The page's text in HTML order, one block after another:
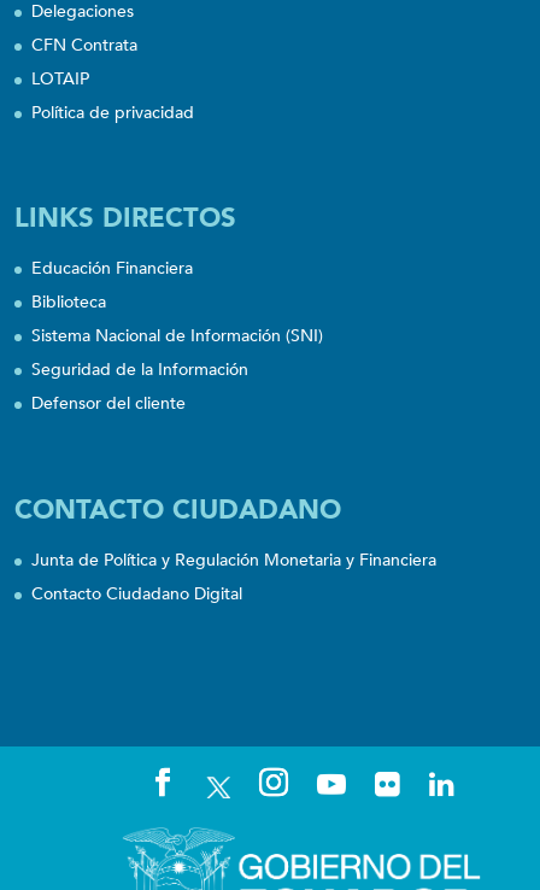
Delegaciones
CFN Contrata
LOTAIP
Política de privacidad
LINKS DIRECTOS
Educación Financiera
Biblioteca
Sistema Nacional de Información (SNI)
Seguridad de la Información
Defensor del cliente
CONTACTO CIUDADANO
Junta de Política y Regulación Monetaria y Financiera
Contacto Ciudadano Digital